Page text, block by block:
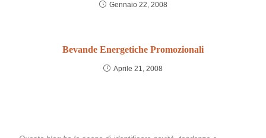
Gennaio 22, 2008
Bevande Energetiche Promozionali
Aprile 21, 2008